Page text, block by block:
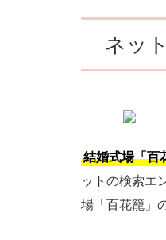
ネッ
結婚式場「百
ットの検索エ
場「百花籠」